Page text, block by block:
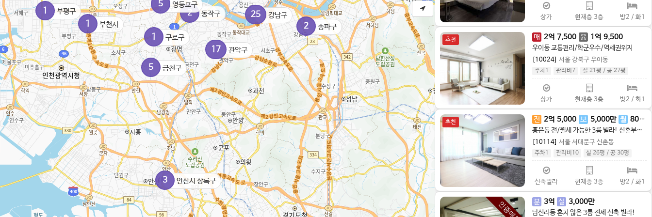
25 강남구
17 관악구
1 구로구
5 금천구
2 동작구
2 송파구
5 영등포구
1 부평구
1 부천시
3 안산시 상록구
상가 현재층 3층 방2 / 화1
추천 매 2억 7,500 융 1 억 9,500
우이동 교통편리/학군우수/역세권위지
[10024] 서울 강북구 우이동
주차1 관리비7 실 21평 / 공 27평
상가 현재층 3층 방2 / 화1
추천 전 2억 5,000 보 5,000만 월 80만
홍은동 전/월세 가능한 3룸 빌라! 신혼부부에게 추천해요!
[10114] 서울 서대문구 신촌동
주차1 관리비10 실 26평 / 공 30평
신축빌라 현재층 3층 방2 / 화1
인증매물 분 3억 실 3,000만
답신리동 흔치 않은 3룸 전세 신축 빌라!